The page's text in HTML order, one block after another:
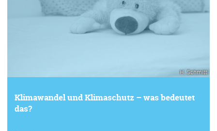
H. Schmitt
Klimawandel und Klimaschutz – was bedeutet
das?